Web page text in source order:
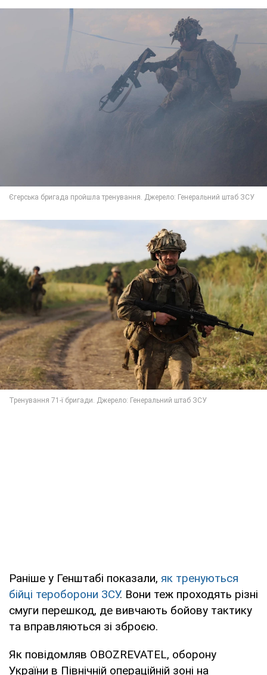
Раніше у Генштабі показали, як тренуються
бійці тероборони ЗСУ. Вони теж проходять різні
смуги перешкод, де вивчають бойову тактику
та вправляються зі зброєю.
Як повідомляв OBOZREVATEL, оборону
України в Північній операційній зоні на